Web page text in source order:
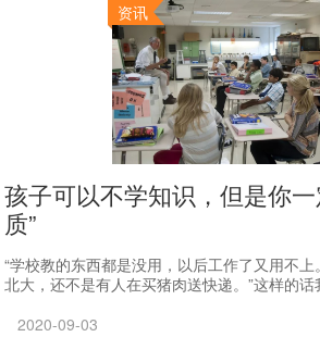
资讯
孩子可以不学知识，但是你
质”
“学校教的东西都是没用，以后工作了又用不
北大，还不是有人在买猪肉送快递。”这样的
2020-09-03